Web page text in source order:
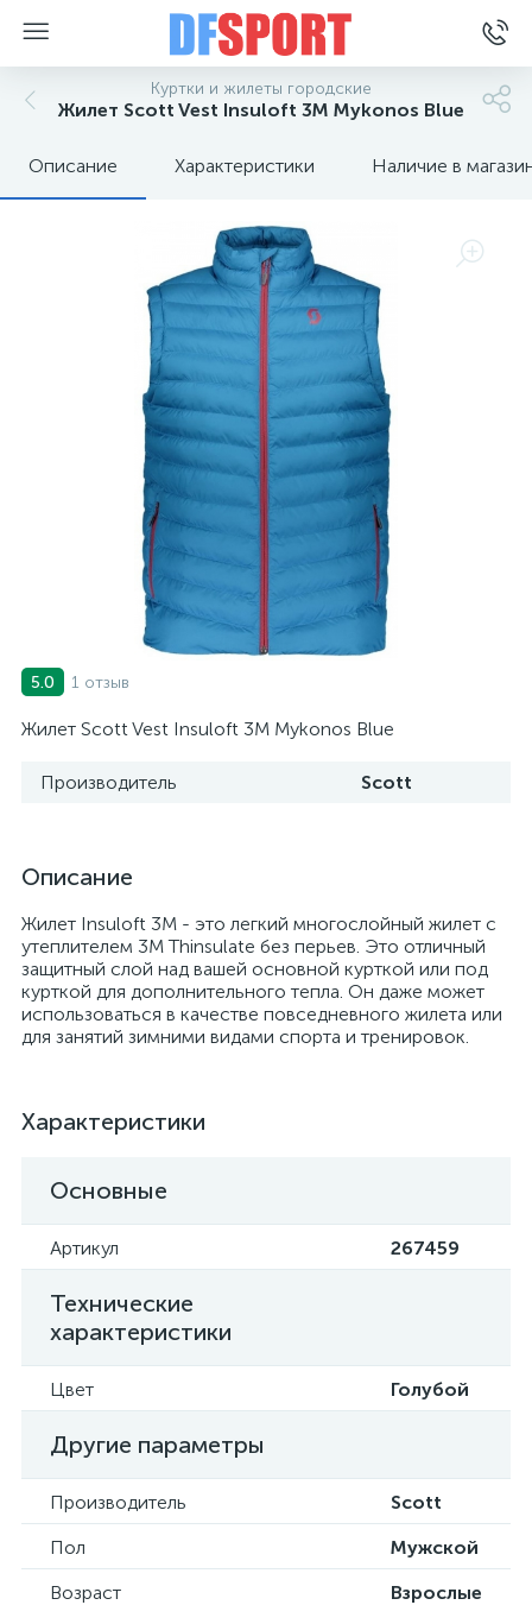
Куртки и жилеты городские
Жилет Scott Vest Insuloft 3M Mykonos Blue
Описание Характеристики Наличие в
5.0 1 отзыв
Жилет Scott Vest Insuloft 3M Mykonos Blue
Производитель Scott
Описание
Жилет Insuloft 3M - это легкий многослойный жилет с
утеплителем 3M Thinsulate без перьев. Это отличный
защитный слой над вашей основной курткой или под
курткой для дополнительного тепла. Он даже может
использоваться в качестве повседневного жилета или
для занятий зимними видами спорта и тренировок.
Характеристики
Основные
Артикул 267459
Технические
характеристики
Цвет Голубой
Другие параметры
Производитель
Scott
Пол
Мужской
Возраст
Взрослые